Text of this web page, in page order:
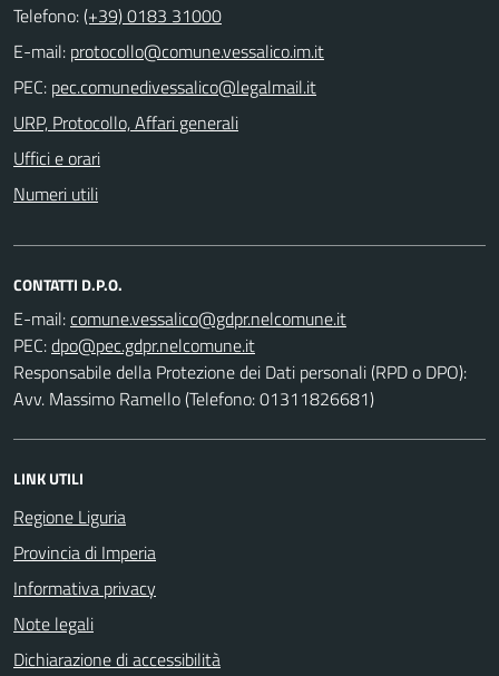
Telefono:(+39) 0183 31000
E-mail:
PEC:
URP, Protocollo, Affari generali
Uffici e orari
Numeri utili
CONTATTI D.P.O.
E-mail:
PEC:
Responsabile della Protezione dei Dati personali (RPD o DPO):
Avv. Massimo Ramello (Telefono: 01311826681)
LINK UTILI
Regione Liguria
Provincia di Imperia
Informativa privacy
Note legali
Dichiarazione di accessibilità